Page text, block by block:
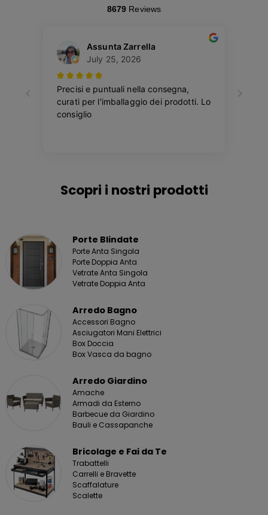
Scopri i nostri prodotti
Porte Blindate
Porte Anta Singola
Porte Doppia Anta
Vetrate Anta Singola
Vetrate Doppia Anta
Arredo Bagno
Accessori Bagno
Asciugatori Mani Elettrici
Box Doccia
Box Vasca da bagno
Arredo Giardino
Amache
Armadi da Esterno
Barbecue da Giardino
Bauli e Cassapanche
Bricolage e Fai da Te
Trabattelli
Carrelli e Bravette
Scaffalature
Scalette